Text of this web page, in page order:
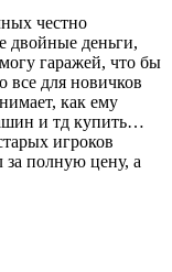
честно
двойные деньги,
гаражей, что бы
все для новичков
как ему
и тд купить…
игроков
за полную цену, а